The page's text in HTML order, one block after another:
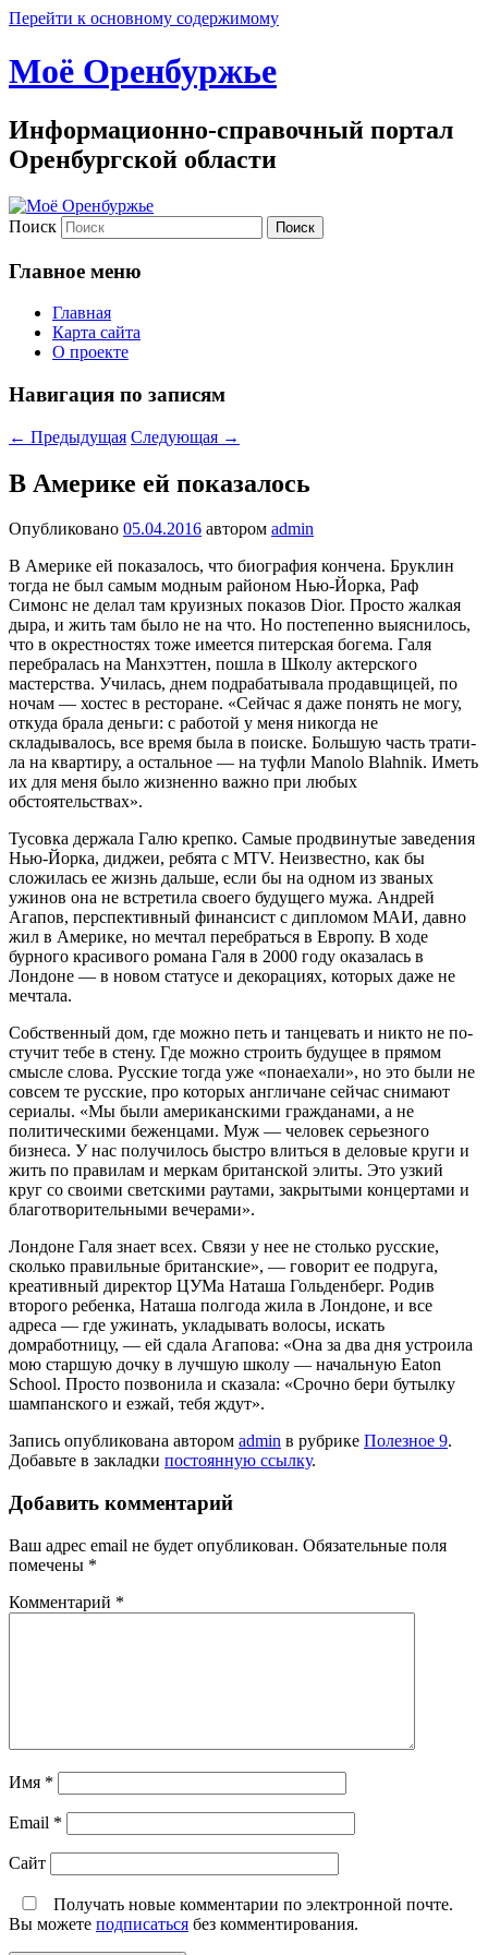
Перейти к основному содержимому
Моё Оренбуржье
Информационно-справочный портал
Оренбургской области
Поиск
Главное меню
Главная
Карта сайта
О проекте
Навигация по записям
← Предыдущая Следующая →
В Америке ей показалось
Опубликовано 05.04.2016 автором admin
В Америке ей показалось, что биография кончена. Бруклин
тог­да не был самым модным районом Нью-Йорка, Раф
Симонс не де­лал там круизных показов Dior. Просто жалкая
дыра, и жить там было не на что. Но постепенно выяснилось,
что в окрестностях тоже имеется питерская богема. Галя
перебралась на Манхэттен, пошла в Школу актерского
мастерства. Училась, днем подрабаты­вала продавщицей, по
ночам — хостес в ресторане. «Сейчас я даже понять не могу,
откуда брала деньги: с работой у меня никогда не
складывалось, все время была в поиске. Большую часть трати­
ла на квартиру, а остальное — на туфли Manolo Blahnik. Иметь
их для меня было жизненно важно при любых
обстоятельствах».
Тусовка держала Галю крепко. Самые продвинутые заведения
Нью-Йорка, диджеи, ребята с MTV. Неизвестно, как бы
сложи­лась ее жизнь дальше, если бы на одном из званых
ужинов она не встретила своего будущего мужа. Андрей
Агапов, перспектив­ный финансист с дипломом МАИ, давно
жил в Америке, но меч­тал перебраться в Европу. В ходе
бурного красивого романа Галя в 2000 году оказалась в
Лондоне — в новом статусе и декорациях, которых даже не
мечтала.
Собственный дом, где можно петь и танцевать и никто не по­
стучит тебе в стену. Где можно строить будущее в прямом
смысле слова. Русские тогда уже «понаехали», но это были не
совсем те русские, про которых англичане сейчас снимают
сериалы. «Мы были американскими гражданами, а не
политическими беженца­ми. Муж — человек серьезного
бизнеса. У нас получилось быстро влиться в деловые круги и
жить по правилам и меркам британской элиты. Это узкий
круг со своими светскими раутами, закрытыми концертами и
благотворительными вечерами».
Лондоне Галя знает всех. Связи у нее не столько русские,
сколько правильные бри­танские», — говорит ее подруга,
креативный директор ЦУМа Наташа Гольденберг. Родив
второго ребенка, Наташа полгода жила в Лон­доне, и все
адреса — где ужинать, укладывать волосы, искать
домработницу, — ей сдала Ага­пова: «Она за два дня устроила
мою старшую дочку в лучшую шко­лу — начальную Eaton
School. Просто позвонила и сказала: «Сроч­но бери бутылку
шампанского и езжай, тебя ждут».
Запись опубликована автором admin в рубрике Полезное 9.
Добавьте в закладки постоянную ссылку.
Добавить комментарий
Ваш адрес email не будет опубликован. Обязательные поля
помечены *
Комментарий *
Имя *
Email *
Сайт
Получать новые комментарии по электронной почте.
Вы можете подписаться без комментирования.